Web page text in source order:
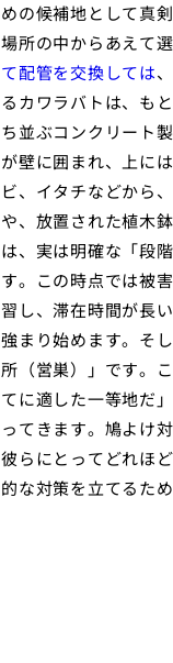
めの候補地として真
場所の中からあえて
て配管を交換しては
るカワラバトは、も
ち並ぶコンクリート
が壁に囲まれ、上に
ビ、イタチなどから
や、放置された植木
は、実は明確な「段
す。この時点では被
習し、滞在時間が長
強まり始めます。そ
所（営巣）」です。
てに適した一等地だ
ってきます。鳩よけ
彼らにとってどれほ
的な対策を立てるた